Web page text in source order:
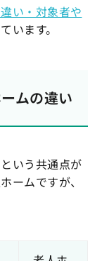
い・対象者や
います。
ムの違い
いう共通点が
ームですが、